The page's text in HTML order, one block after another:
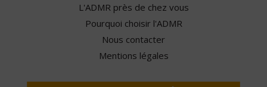
L'ADMR près de chez vous
Pourquoi choisir l'ADMR
Nous contacter
Mentions légales